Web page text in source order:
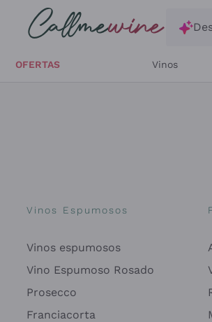
Saltar al contenido principal
OFERTAS Vinos
Vinos Espumosos
Vinos espumosos
Vino Espumoso Rosado
Prosecco
Franciacorta